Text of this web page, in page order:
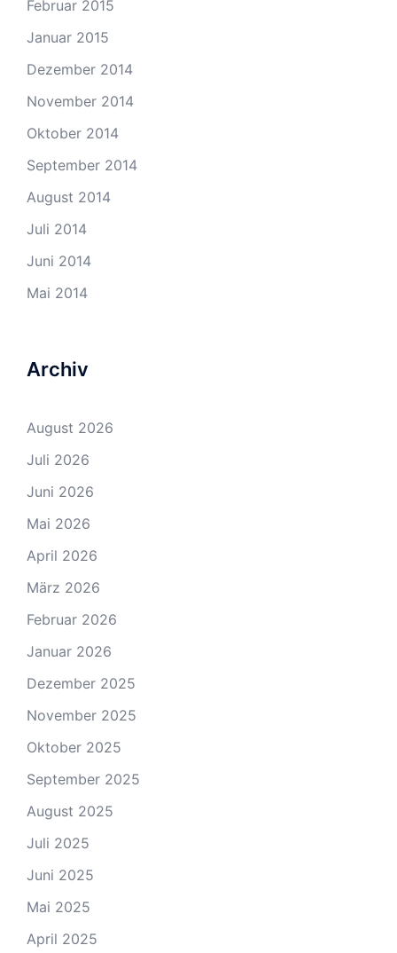
Februar 2015
Januar 2015
Dezember 2014
November 2014
Oktober 2014
September 2014
August 2014
Juli 2014
Juni 2014
Mai 2014
Archiv
August 2026
Juli 2026
Juni 2026
Mai 2026
April 2026
März 2026
Februar 2026
Januar 2026
Dezember 2025
November 2025
Oktober 2025
September 2025
August 2025
Juli 2025
Juni 2025
Mai 2025
April 2025